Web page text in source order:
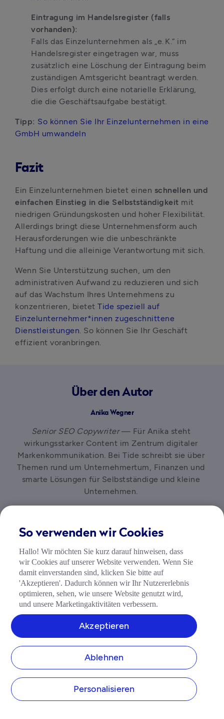
Eintragung im Handelsregister (falls
vorhanden):
Falls das Einzelunternehmen als „e. K.“ im
Handelsregister eingetragen war, muss
zusätzlich eine Löschung der Eintragung beim
zuständigen Amtsgericht beantragt werden.
Dies erfolgt durch eine notarielle Erklärung,
die die Geschäftsaufgabe bestätigt.
Tipp: So können Sie Ihr Einzelunternehmen in eine
GmbH umwandeln
Fazit
Ein Einzelunternehmen bietet einen schnellen und
einfachen Einstieg in die Selbstständigkeit mit
niedrigen Gründungskosten und hoher Flexibilität.
Allerdings bringt diese Unternehmensform auch
Herausforderungen wie die unbeschränkte
Haftung und die alleinige Verantwortung mit sich.
Wenn Sie Unterstützung suchen, um den
administrativen Aufwand zu reduzieren und sich
auf das Wachstum Ihres Unternehmens zu
konzentrieren, bietet Tide speziell auf
Einzelunternehmer*innen zugeschnittene
Dienstleistungen. So können Sie Ihr Geschäft
effizient voranbringen.
Über den Autor
Anika Wegner
Senior SEO Copywriter — Für Anika steht
wirkungsstarker Content im Zentrum digitaler
Markenkommunikation. Bei Tide schreibt sie über
Themen rund um Unternehmertum, Finanzen und
smarte Lösungen für Selbstständige und kleine
Unternehmen.
Verwandte Artikel Weiterlesen
25 Sep 2025
4 min. Lesezeit
Firmenname für Einzelunternehmen: So wählen Sie den
richtigen
9 min. Lesezeit
So gründen Sie ein Einzelunternehmen: Checkliste mit 13
einfachen Schritten
27 Oct 2025
6 min. Lesezeit
Wie sichert man sich eine Gründungsfinanzierung?
So verwenden wir Cookies
Hallo! Wir möchten Sie kurz darauf hinweisen, dass
wir Cookies auf unserer Website verwenden. Wenn Sie
damit einverstanden sind, klicken Sie bitte auf
'Akzeptieren'. Dadurch können wir Ihr Nutzererlebnis
optimieren, sehen, wie unsere Website genutzt wird,
und unsere Marketingaktivitäten verbessern.
Personalisieren
Ablehnen
Akzeptieren